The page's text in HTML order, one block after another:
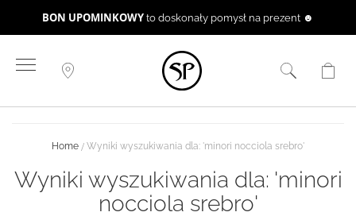
BON UPOMINKOWY to doskonały pomysł na prezent ☻
do
treści
Home Wyniki wyszukiwania dla: 'minori nocciola srebro'
Wyniki wyszukiwania dla: 'minori
nocciola srebro'